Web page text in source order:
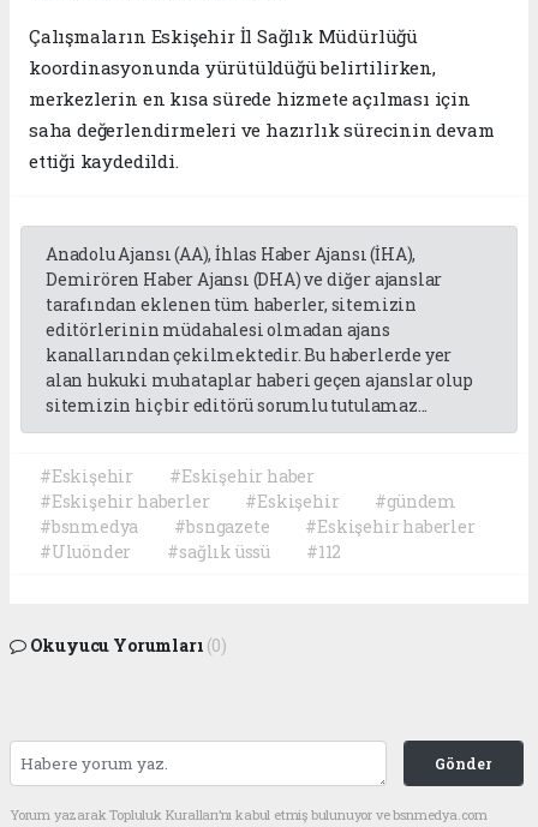
Çalışmaların Eskişehir İl Sağlık Müdürlüğü
koordinasyonunda yürütüldüğü belirtilirken,
merkezlerin en kısa sürede hizmete açılması için
saha değerlendirmeleri ve hazırlık sürecinin devam
ettiği kaydedildi.
Anadolu Ajansı (AA), İhlas Haber Ajansı (İHA),
Demirören Haber Ajansı (DHA) ve diğer ajanslar
tarafından eklenen tüm haberler, sitemizin
editörlerinin müdahalesi olmadan ajans
kanallarından çekilmektedir. Bu haberlerde yer
alan hukuki muhataplar haberi geçen ajanslar olup
sitemizin hiç bir editörü sorumlu tutulamaz...
#Eskişehir
#Eskişehir haber
#Eskişehir haberler
#Eskişehir
#gündem
#bsnmedya
#bsngazete
#Eskişehir haberler
#Uluönder
#sağlık üssü #112
Okuyucu Yorumları (0)
Gönder
Yorum yazarak Topluluk Kuralları’nı kabul etmiş bulunuyor ve bsnmedya.com